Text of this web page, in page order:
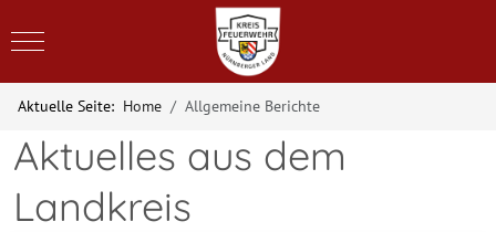
Mobile Menu Toggle
Aktuelle Seite: Home Allgemeine Berichte
Aktuelles aus dem
Landkreis